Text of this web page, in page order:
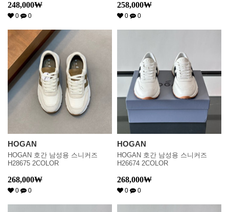
248,000₩
0 0
258,000₩
0 0
HOGAN
HOGAN 호간 남성용 스니커즈
H28675 2COLOR
268,000₩
0 0
HOGAN
HOGAN 호간 남성용 스니커즈
H26674 2COLOR
268,000₩
0 0